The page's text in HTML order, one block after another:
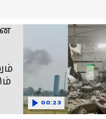
00:23